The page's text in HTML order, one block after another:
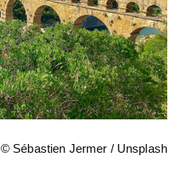
© Sébastien Jermer / Unsplash